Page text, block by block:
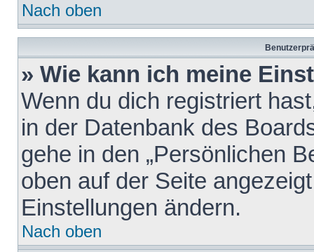
Nach oben
» Wie kann ich meine
Wenn du dich registriert
in der Datenbank des
gehe in den „Persönlichen
oben auf der Seite
Einstellungen ändern.
Nach oben